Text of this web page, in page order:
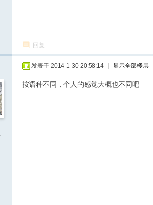
回复
发表于 2014-1-30 20:58:14 显示全部楼层
按语种不同，个人的感觉大概也不同吧